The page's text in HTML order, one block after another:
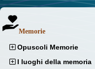
Memorie
Opuscoli Memorie
I luoghi della memoria